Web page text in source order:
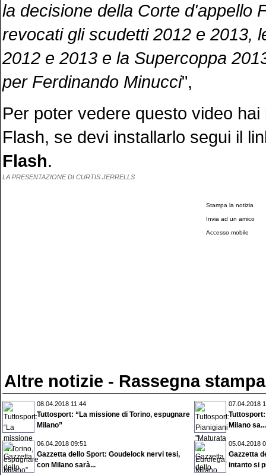
la decisione della Corte d'appello
revocati gli scudetti 2012 e 2013,
2012 e 2013 e la Supercoppa
per Ferdinando Minucci",
Per poter vedere questo video hai
Flash, se devi installarlo segui il
Flash.
LA PRESENTAZIONE DI CURTIS JERRELLS
Stampa la notizia
Invia ad un amico
Accesso mobile
Altre notizie - Rassegna stampa
08.04.2018 11:44
Tuttosport: “La missione di Torino, espugnare
Milano”
07.04.2018
Milano sa...
06.04.2018 09:51
Gazzetta dello Sport: Goudelock nervi tesi,
con Milano sarà...
05.04.2018
Gazzetta
intanto si